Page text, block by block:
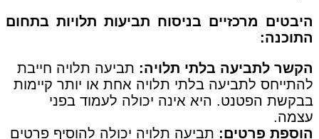
היבטים מרכזיים בניסוח תביעות תלויות בתחום
התוכנה:
הקשר לתביעה בלתי תלויה: תביעה תלויה חייבת
להתייחס לתביעה בלתי תלויה אחת או יותר קיימות
בבקשת הפטנט. היא אינה יכולה לעמוד בפני
עצמה.
הוספת פרטים: תביעה תלויה יכולה להוסיף פרטים